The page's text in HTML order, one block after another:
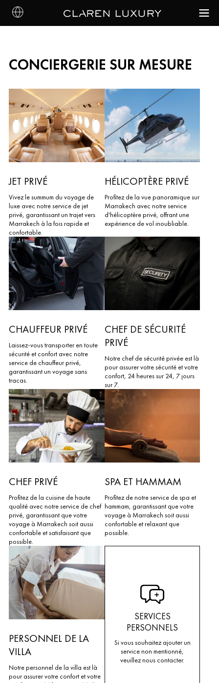
CONCIERGERIE SUR MESURE
JET PRIVÉ
Vivez le summum du voyage de
luxe avec notre service de jet
privé, garantissant un trajet vers
Marrakech à la fois rapide et
confortable.
HÉLICOPTÈRE PRIVÉ
Profitez de la vue panoramique sur
Marrakech avec notre service
d'hélicoptère privé, offrant une
expérience de vol inoubliable.
CHAUFFEUR PRIVÉ
Laissez-vous transporter en toute
sécurité et confort avec notre
service de chauffeur privé,
garantissant un voyage sans
tracas.
CHEF DE SÉCURITÉ
PRIVÉ
Notre chef de sécurité privée est là
pour assurer votre sécurité et votre
confort, 24 heures sur 24, 7 jours
sur 7.
CHEF PRIVÉ
Profitez de la cuisine de haute
qualité avec notre service de chef
privé, garantissant que votre
voyage à Marrakech soit aussi
confortable et satisfaisant que
possible.
SPA ET HAMMAM
Profitez de notre service de spa et
hammam, garantissant que votre
voyage à Marrakech soit aussi
confortable et relaxant que
possible.
PERSONNEL DE LA
VILLA
Notre personnel de la villa est là
pour assurer votre confort et votre
SERVICES
PERSONNELS
Si vous souhaitez ajouter un
service non mentionné,
veuillez nous contacter.